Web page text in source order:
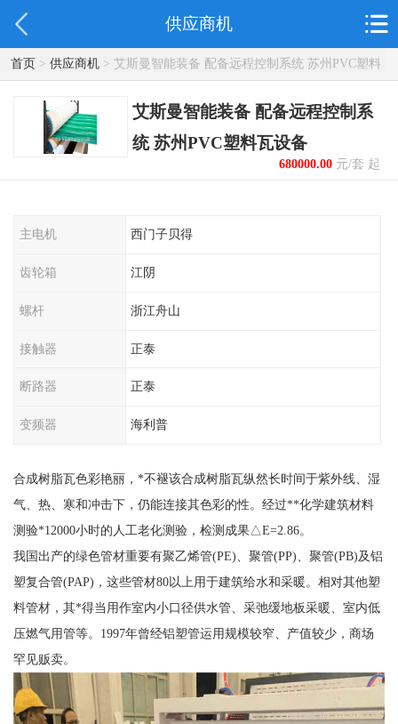
供应商机
首页> 供应商机> 艾斯曼智能装备 配备远程控制系统 苏州PVC塑料
瓦设备
艾斯曼智能装备 配备远程控制系
统 苏州PVC塑料瓦设备
680000.00元/套 起
主电机 西门子贝得
齿轮箱 江阴
螺杆 浙江舟山
接触器 正泰
断路器 正泰
变频器 海利普
合成树脂瓦色彩艳丽，*不褪该合成树脂瓦纵然长时间于紫外线、湿
气、热、寒和冲击下，仍能连接其色彩的性。经过**化学建筑材料
测验*12000小时的人工老化测验，检测成果△E=2.86。
我国出产的绿色管材重要有聚乙烯管(PE)、聚管(PP)、聚管(PB)及铝
塑复合管(PAP)，这些管材80以上用于建筑给水和采暖。相对其他塑
料管材，其*得当用作室内小口径供水管、采弛缓地板采暖、室内低
压燃气用管等。1997年曾经铝塑管运用规模较窄、产值较少，商场
罕见贩卖。